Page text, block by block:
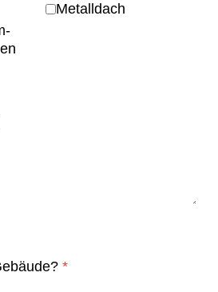
Metalldach
*